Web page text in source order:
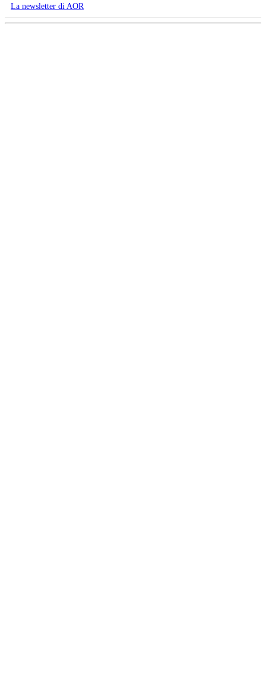
La newsletter di AOR